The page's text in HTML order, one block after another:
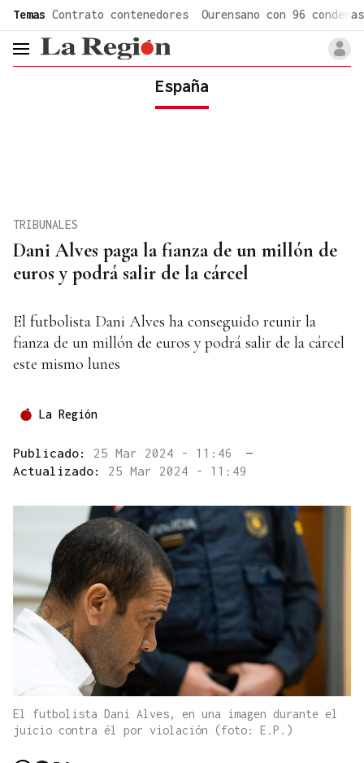
Temas Contrato contenedores Ourensano con 96 condenas
header.menu.open
España
Dani Alves paga la fianza de un millón de
euros y podrá salir de la cárcel
TRIBUNALES
El futbolista Dani Alves ha conseguido reunir la
fianza de un millón de euros y podrá salir de la cárcel
este mismo lunes
La Región
Publicado: 25 Mar 2024 - 11:46
—
Actualizado: 25 Mar 2024 - 11:49
El futbolista Dani Alves, en una imagen durante el
juicio contra él por violación (foto: E.P.)